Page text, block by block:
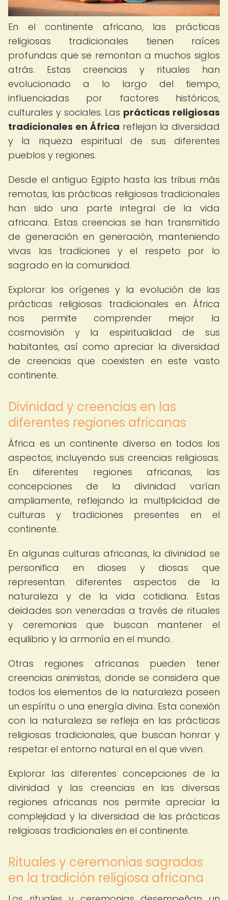
En el continente africano, las prácticas
religiosas tradicionales tienen raíces
profundas que se remontan a muchos siglos
atrás. Estas creencias y rituales han
evolucionado a lo largo del tiempo,
influenciadas por factores históricos,
culturales y sociales. Las prácticas religiosas
tradicionales en África reflejan la diversidad
y la riqueza espiritual de sus diferentes
pueblos y regiones.
Desde el antiguo Egipto hasta las tribus más
remotas, las prácticas religiosas tradicionales
han sido una parte integral de la vida
africana. Estas creencias se han transmitido
de generación en generación, manteniendo
vivas las tradiciones y el respeto por lo
sagrado en la comunidad.
Explorar los orígenes y la evolución de las
prácticas religiosas tradicionales en África
nos permite comprender mejor la
cosmovisión y la espiritualidad de sus
habitantes, así como apreciar la diversidad
de creencias que coexisten en este vasto
continente.
Divinidad y creencias en las
diferentes regiones africanas
África es un continente diverso en todos los
aspectos, incluyendo sus creencias religiosas.
En diferentes regiones africanas, las
concepciones de la divinidad varían
ampliamente, reflejando la multiplicidad de
culturas y tradiciones presentes en el
continente.
En algunas culturas africanas, la divinidad se
personifica en dioses y diosas que
representan diferentes aspectos de la
naturaleza y de la vida cotidiana. Estas
deidades son veneradas a través de rituales
y ceremonias que buscan mantener el
equilibrio y la armonía en el mundo.
Otras regiones africanas pueden tener
creencias animistas, donde se considera que
todos los elementos de la naturaleza poseen
un espíritu o una energía divina. Esta conexión
con la naturaleza se refleja en las prácticas
religiosas tradicionales, que buscan honrar y
respetar el entorno natural en el que viven.
Explorar las diferentes concepciones de la
divinidad y las creencias en las diversas
regiones africanas nos permite apreciar la
complejidad y la diversidad de las prácticas
religiosas tradicionales en el continente.
Rituales y ceremonias sagradas
en la tradición religiosa africana